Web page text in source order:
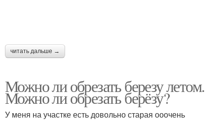
читать дальше →
Можно ли обрезать березу летом.
Можно ли обрезать берёзу?
У меня на участке есть довольно старая ооочень